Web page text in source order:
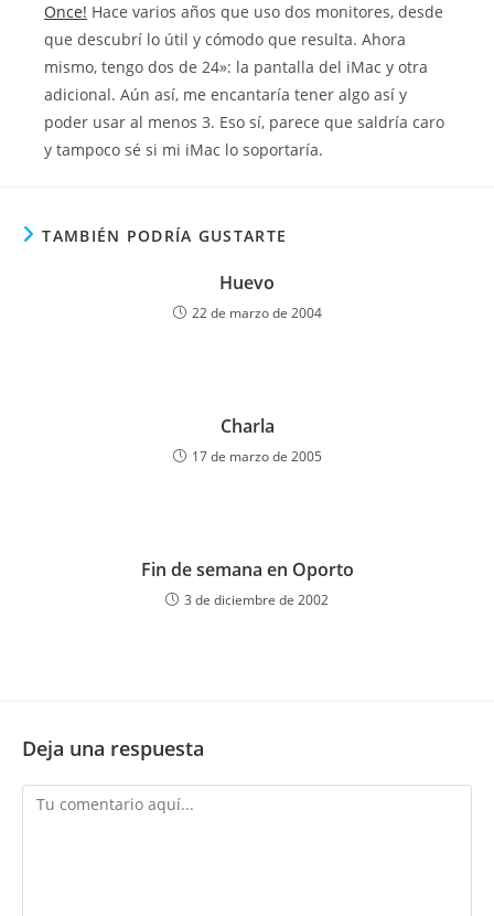
Once! Hace varios años que uso dos monitores, desde
que descubrí lo útil y cómodo que resulta. Ahora
mismo, tengo dos de 24»: la pantalla del iMac y otra
adicional. Aún así, me encantaría tener algo así y
poder usar al menos 3. Eso sí, parece que saldría caro
y tampoco sé si mi iMac lo soportaría.
TAMBIÉN PODRÍA GUSTARTE
Huevo
22 de marzo de 2004
Charla
17 de marzo de 2005
Fin de semana en Oporto
3 de diciembre de 2002
Deja una respuesta
Comentario